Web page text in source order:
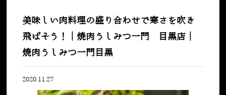
美味しい肉料理の盛り合わせで寒さを吹き
飛ばそう！｜焼肉うしみつ一門 目黒店｜
焼肉うしみつ一門目黒
2020.11.27